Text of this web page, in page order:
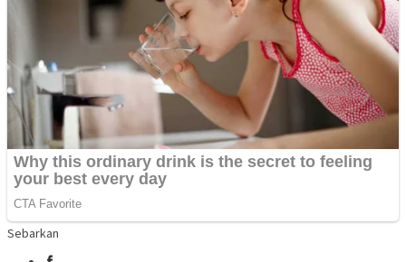
Sebarkan